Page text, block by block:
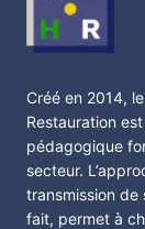
Créé en 2014,
Restauration
pédagogique
secteur.
transmission
fait, permet à